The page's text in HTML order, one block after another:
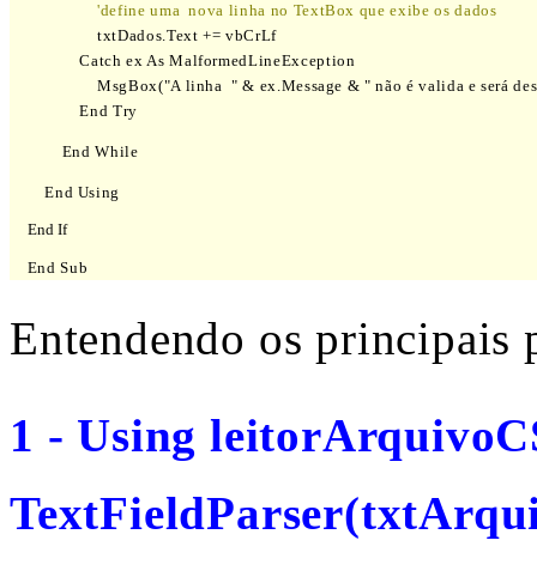
'define uma  nova linha no TextBox que exibe os dados
                    txtDados.Text += vbCrLf
                Catch ex As MalformedLineException
MsgBox("A linha  " & ex.Message & " não é valida e será
                End Try
            End While
        End Using
     End If
    End Sub
Entendendo os principais
1 - Using